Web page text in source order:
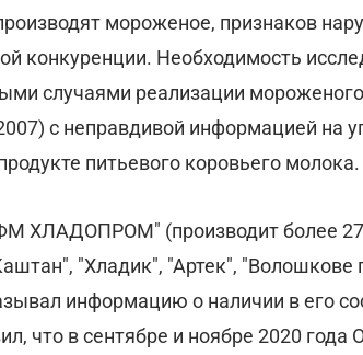
мороженое, признаков
конкуренции. Необходимость
случаями реализации
с неправдивой информацией на
питьевого коровьего молока.
ХЛАДОПРОМ" (производит более
"Хладик", "Артек", "Волошкове
информацию о наличии в его
что в сентябре и ноябре 2020